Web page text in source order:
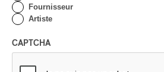
Fournisseur
Artiste
CAPTCHA